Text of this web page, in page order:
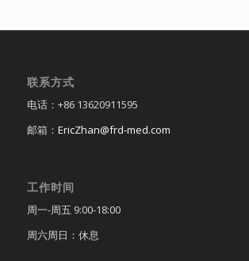
联系方式
电话：+86 13620911595
邮箱： EricZhan@frd-med.com
工作时间
周一-周五 9:00-18:00
周六周日：休息